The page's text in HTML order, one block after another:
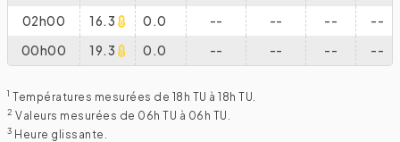
02h00
16.3 0.0 -- -- --
--
00h00
19.3 0.0 -- -- -- --
1 Températures mesurées de 18h TU à 18h TU.
2 Valeurs mesurées de 06h TU à 06h TU.
3 Heure glissante.